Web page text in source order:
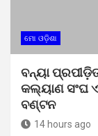
ମୋ ଓଡ଼ିଶା
ବନ୍ୟା
କଲ୍ୟାଣ ସଂଘ
ବଣ୍ଟନ
14 hours ago